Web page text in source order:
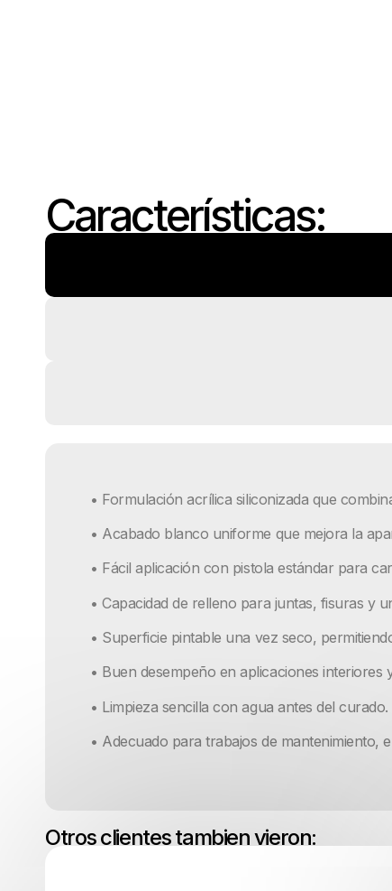
Características:
• Formulación acrílica siliconizada que
• Acabado blanco uniforme que mejora la
• Fácil aplicación con pistola estándar para
• Capacidad de relleno para juntas, fisuras y
• Superficie pintable una vez seco,
• Buen desempeño en aplicaciones interiores
• Limpieza sencilla con agua antes del curado.
• Adecuado para trabajos de mantenimiento,
Otros clientes tambien vieron: